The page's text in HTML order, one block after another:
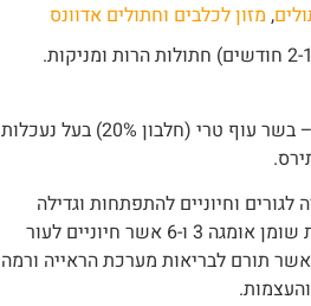
, מזון לכלבים וחתולים אדוונס
מזון יבש לחתול ,מיועד לגורי חתולים (בגיל 2-12 חודשים) חתולות הרות ומניקות.
מכיל כמות מאוזנת של חלבון שמקורו מהחי – בשר עוף טרי (חלבון 20%) בעל נעכלות
וחיוניים להתפתחות וגדילה
ושמירה על בריאותם לאורך זמן, מכיל חומצות שומן אומגה 3 ו-6 אשר חיוניים לעור
אשר תורם לבריאות מערכת הראייה ורמה